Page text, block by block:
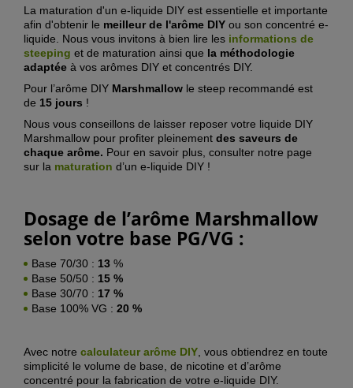
La maturation d'un e-liquide DIY est essentielle et importante
afin d'obtenir le meilleur de l'arôme DIY ou son concentré e-
liquide. Nous vous invitons à bien lire les informations de
steeping et de maturation ainsi que la méthodologie
adaptée à vos arômes DIY et concentrés DIY.
Pour l’arôme DIY Marshmallow le steep recommandé est
de 15 jours !
Nous vous conseillons de laisser reposer votre liquide DIY
Marshmallow pour profiter pleinement des saveurs de
chaque arôme. Pour en savoir plus, consulter notre page
sur la maturation d’un e-liquide DIY !
Dosage de l’arôme Marshmallow
selon votre base PG/VG :
Base 70/30 : 13 %
Base 50/50 : 15 %
Base 30/70 : 17 %
Base 100% VG : 20 %
Avec notre calculateur arôme DIY, vous obtiendrez en toute
simplicité le volume de base, de nicotine et d’arôme
concentré pour la fabrication de votre e-liquide DIY.